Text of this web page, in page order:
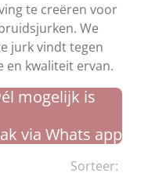
te creëren voor
We
jurk vindt tegen
en kwaliteit ervan.
mogelijk is
via Whats app
Sorteer: